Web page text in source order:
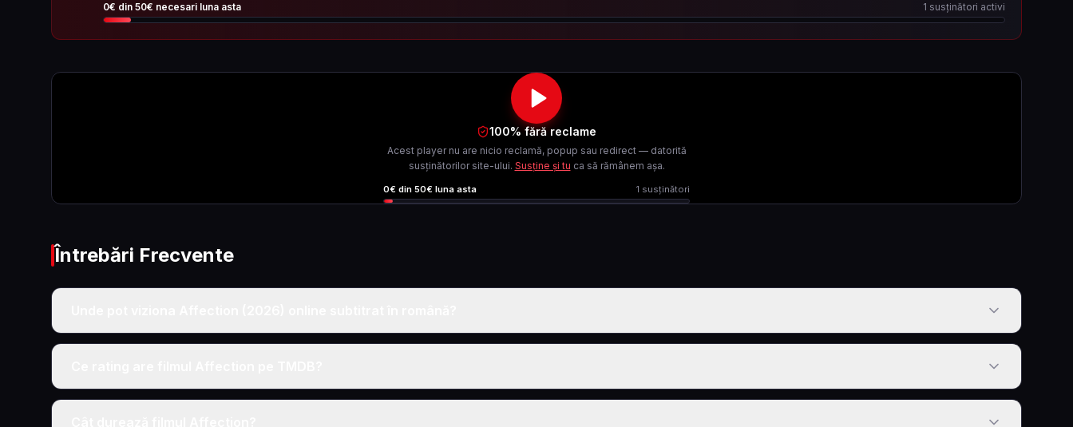
0€ din 50€ necesari luna asta 1 susținători activi
100% fără reclame
Acest player nu are nicio reclamă, popup sau redirect — datorită
susținătorilor site-ului. Susține și tu ca să rămânem așa.
0€ din 50€ luna asta 1 susținători
Întrebări Frecvente